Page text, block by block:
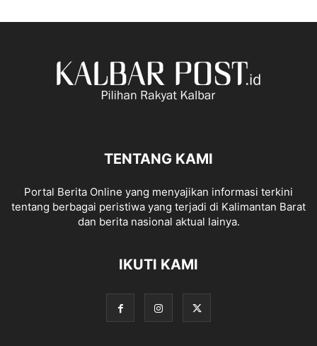
TENTANG KAMI
Portal Berita Online yang menyajikan informasi terkini
tentang berbagai peristiwa yang terjadi di Kalimantan Barat
dan berita nasional aktual lainya.
IKUTI KAMI